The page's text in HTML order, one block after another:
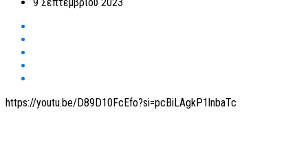
9 Σεπτεμβρίου 2023
https://youtu.be/D89D10FcEfo?si=pcBiLAgkP1lnbaTc